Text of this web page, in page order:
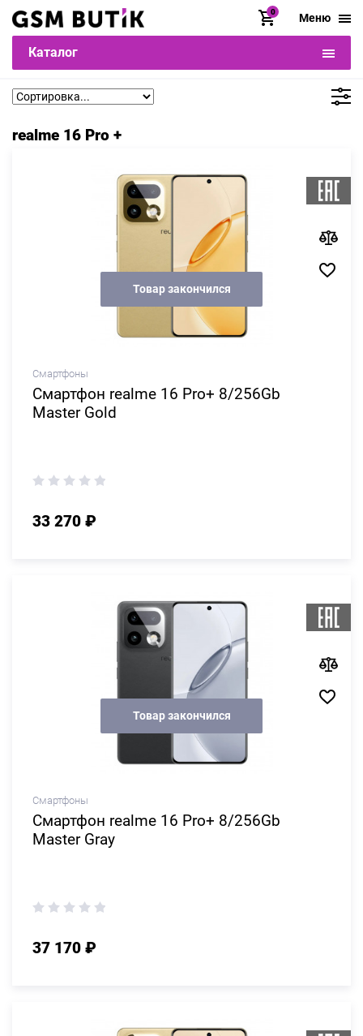
0 Меню
Каталог
realme 16 Pro +
Товар закончился
Смартфоны
Смартфон realme 16 Pro+ 8/256Gb
Master Gold
33 270 ₽
Товар закончился
Смартфоны
Смартфон realme 16 Pro+ 8/256Gb
Master Gray
37 170 ₽